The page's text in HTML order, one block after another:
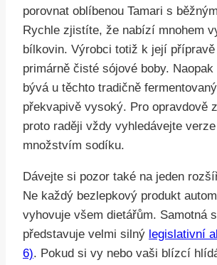
porovnat oblíbenou Tamari s
Rychle zjistíte, že nabízí mnohem
bílkovin. Výrobci totiž k její
primárně čisté sójové boby. Naopak
bývá u těchto tradičně
překvapivě vysoký. Pro opravdově
proto raději vždy vyhledávejte
množstvím sodíku.
Dávejte si pozor také na jeden
Ne každý bezlepkový produkt
vyhovuje všem dietářům. Samotná
představuje velmi silný legislativní
6). Pokud si vy nebo vaši blízcí